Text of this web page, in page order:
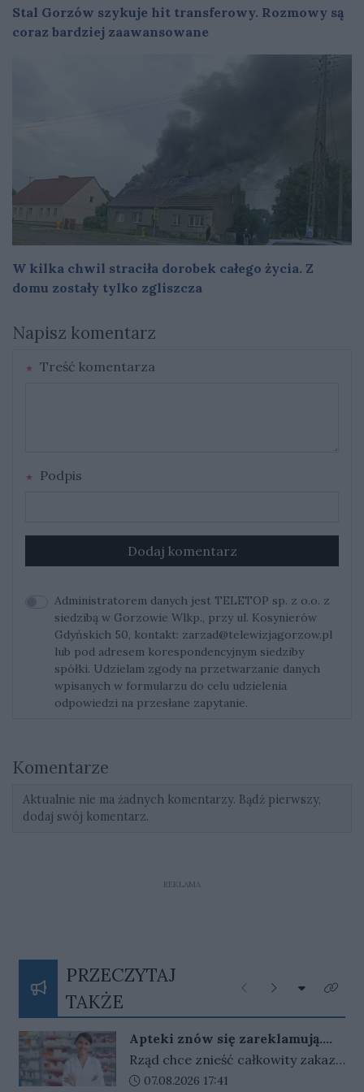
Stal Gorzów szykuje hit transferowy. Rozmowy są
coraz bardziej zaawansowane
W kilka chwil straciła dorobek całego życia. Z
domu zostały tylko zgliszcza
Napisz komentarz
Treść komentarza
Podpis
Dodaj komentarz
Administratorem danych jest TELETOP sp. z o.o. z
siedzibą w Gorzowie Wlkp., przy ul. Kosynierów
Gdyńskich 50, kontakt: zarzad@telewizjagorzow.pl
lub pod adresem korespondencyjnym siedziby
spółki. Udzielam zgody na przetwarzanie danych
wpisanych w formularzu do celu udzielenia
odpowiedzi na przesłane zapytanie.
Komentarze
Aktualnie nie ma żadnych komentarzy. Bądź pierwszy,
dodaj swój komentarz.
REKLAMA
PRZECZYTAJ
TAKŻE
Poprzednie
Następne
Rozwiń
Kliknij
Apteki znów się zareklamują.
Ale nie bez ograniczeń
Rząd chce znieść całkowity zakaz
reklamy aptek. Nadal jednak
Data dodania artykułu:
07.08.2026 17:41